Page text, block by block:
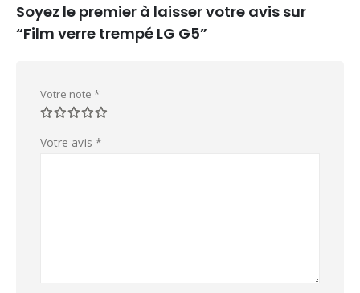
Soyez le premier à laisser votre avis sur
“Film verre trempé LG G5”
Votre note *
Votre avis *